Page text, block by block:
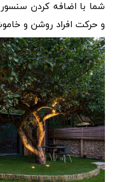
شما با اضافه کردن سنسور
و حرکت افراد روشن و